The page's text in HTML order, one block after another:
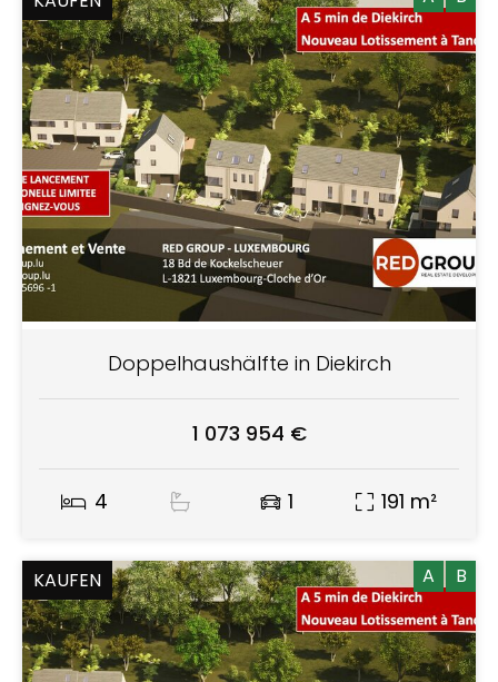
Doppelhaushälfte in Diekirch
1 073 954 €
4 1 191 m²
KAUFEN A B